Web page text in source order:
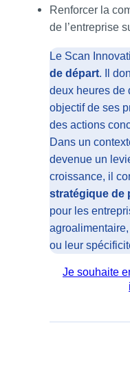
Renforcer la
de l’entreprise
Le Scan
de départ . Il
deux heures de
objectif de ses
des actions
Dans un
devenue un
croissance, il
stratégique de
pour les
ou leur
Je souhaite
Etiam
hendrerit
convallis
Etiam
convallis